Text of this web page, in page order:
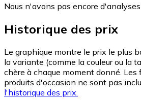
Nous n'avons pas encore
Historique des prix
Le graphique montre le prix le plus
la variante (comme la couleur ou la
chère à chaque moment donné. Les
produits d'occasion ne sont pas
l'historique des prix.